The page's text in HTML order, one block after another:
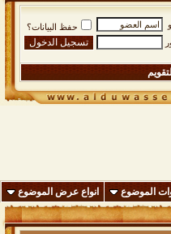
حفظ البيانات؟
التقويم
الموضوع
انواع عرض الموضوع